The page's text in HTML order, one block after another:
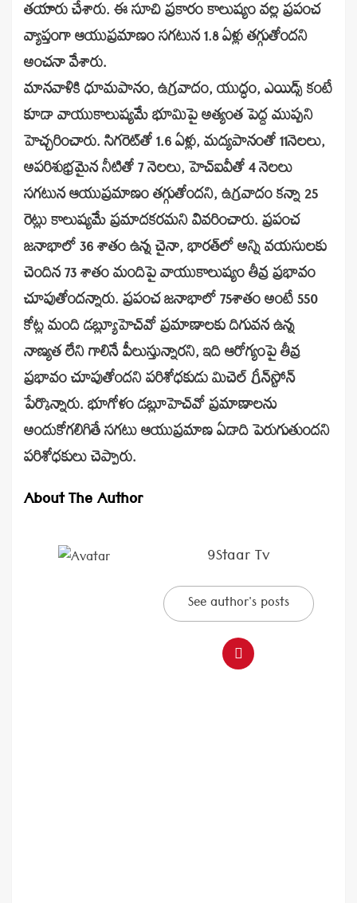
తయారు చేశారు. ఈ సూచి ప్రకారం కాలుష్యం వల్ల ప్రపంచ
వ్యాప్తంగా ఆయుప్రమాణం సగటున 1.8 ఏళ్లు తగ్గుతోందని
అంచనా వేశారు.
మానవాళికి ధూమపానం, ఉగ్రవాదం, యుద్ధం, ఎయిడ్స్‌ కంటే
కూడా వాయుకాలుష్యమే భూమిపై అత్యంత పెద్ద ముప్పని
హెచ్చరించారు. సిగరెట్‌తో 1.6 ఏళ్లు, మద్యపానంతో 11నెలలు,
అపరిశుభ్రమైన నీటితో 7 నెలలు, హెచ్‌ఐవీతో 4 నెలలు
సగటున ఆయుప్రమాణం తగ్గుతోందని, ఉగ్రవాదం కన్నా 25
రెట్లు కాలుష్యమే ప్రమాదకరమని వివరించారు. ప్రపంచ
జనాభాలో 36 శాతం ఉన్న చైనా, భారత్‌లో అన్ని వయసులకు
చెందిన 73 శాతం మందిపై వాయుకాలుష్యం తీవ్ర ప్రభావం
చూపుతోందన్నారు. ప్రపంచ జనాభాలో 75శాతం అంటే 550
కోట్ల మంది డబ్ల్యూహెచ్‌వో ప్రమాణాలకు దిగువన ఉన్న
నాణ్యత లేని గాలినే పీలుస్తున్నారని, ఇది ఆరోగ్యంపై తీవ్ర
ప్రభావం చూపుతోందని పరిశోధకుడు మిచెల్‌ గ్రీన్‌స్టోన్‌
పేర్కొన్నారు. భూగోళం డబ్లూహెచ్‌వో ప్రమాణాలను
అందుకోగలిగితే సగటు ఆయుప్రమాణ ఏడాది పెరుగుతుందని
పరిశోధకులు చెప్పారు.
About The Author
9Staar Tv
See author's posts